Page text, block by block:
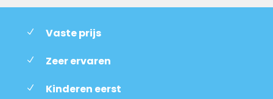
Vaste prijs
Zeer ervaren
Kinderen eerst